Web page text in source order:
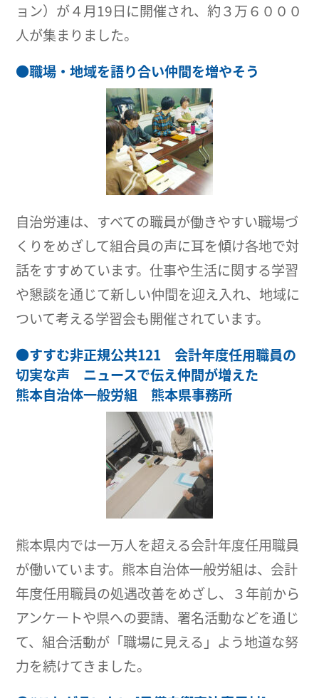
ョン）が４月19日に開催され、約３万６０００
人が集まりました。
●職場・地域を語り合い仲間を増やそう
自治労連は、すべての職員が働きやすい職場づ
くりをめざして組合員の声に耳を傾け各地で対
話をすすめています。仕事や生活に関する学習
や懇談を通じて新しい仲間を迎え入れ、地域に
ついて考える学習会も開催されています。
●すすむ非正規公共121 会計年度任用職員の
切実な声 ニュースで伝え仲間が増えた
熊本自治体一般労組 熊本県事務所
熊本県内では一万人を超える会計年度任用職員
が働いています。熊本自治体一般労組は、会計
年度任用職員の処遇改善をめざし、３年前から
アンケートや県への要請、署名活動などを通じ
て、組合活動が「職場に見える」よう地道な努
力を続けてきました。